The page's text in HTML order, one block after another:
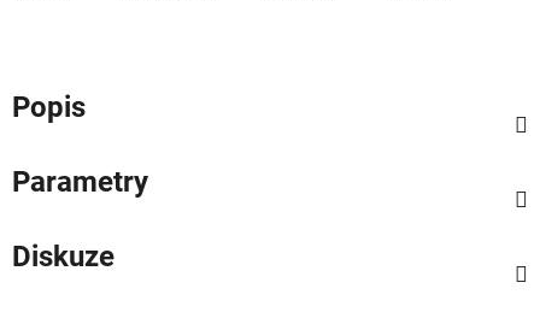
Popis
Parametry
Diskuze